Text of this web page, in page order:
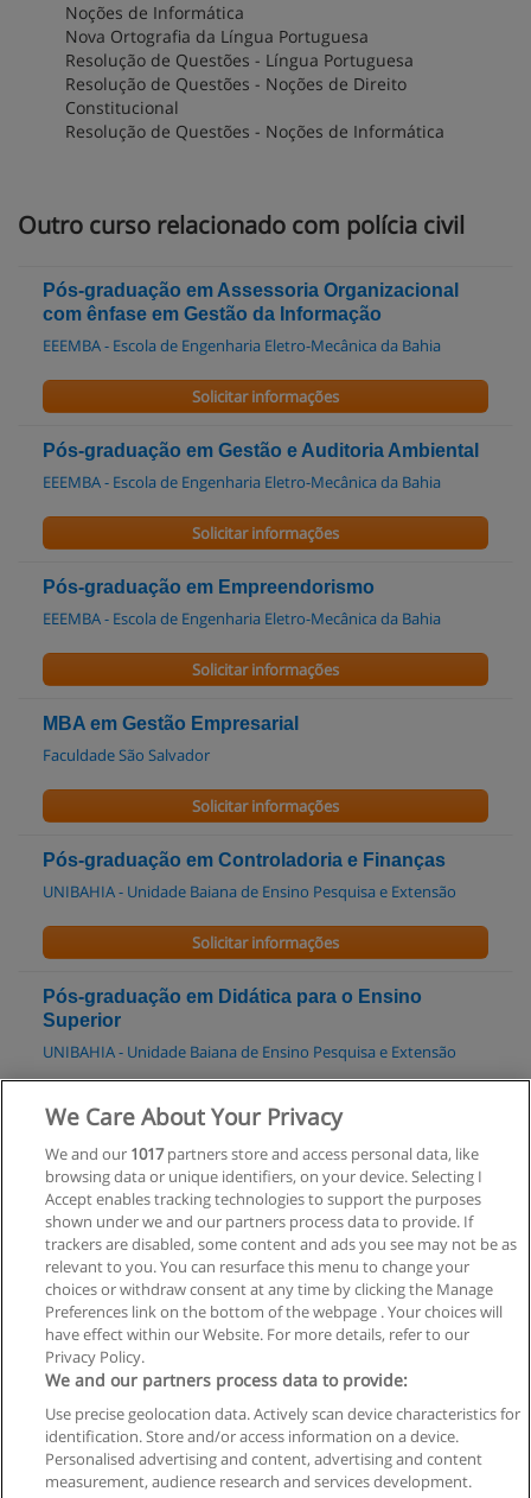
Noções de Informática
Nova Ortografia da Língua Portuguesa
Resolução de Questões - Língua Portuguesa
Resolução de Questões - Noções de Direito
Constitucional
Resolução de Questões - Noções de Informática
Outro curso relacionado com polícia civil
Pós-graduação em Assessoria Organizacional
com ênfase em Gestão da Informação
EEEMBA - Escola de Engenharia Eletro-Mecânica da Bahia
Solicitar informações
Pós-graduação em Gestão e Auditoria Ambiental
EEEMBA - Escola de Engenharia Eletro-Mecânica da Bahia
Solicitar informações
Pós-graduação em Empreendorismo
EEEMBA - Escola de Engenharia Eletro-Mecânica da Bahia
Solicitar informações
MBA em Gestão Empresarial
Faculdade São Salvador
Solicitar informações
Pós-graduação em Controladoria e Finanças
UNIBAHIA - Unidade Baiana de Ensino Pesquisa e Extensão
Solicitar informações
Pós-graduação em Didática para o Ensino
Superior
UNIBAHIA - Unidade Baiana de Ensino Pesquisa e Extensão
Solicitar informações
MBA em Administração Hospitalar
UNIBAHIA - Unidade Baiana de Ensino Pesquisa e Extensão
Solicitar informações
Regras de uso
Privacidade de dados
Entrar em contato com Educaedu
We Care About Your Privacy
We and our 1017partners store and access personal data, like
browsing data or unique identifiers, on your device. Selecting I
Accept enables tracking technologies to support the purposes
shown under we and our partners process data to provide. If
trackers are disabled, some content and ads you see may not be as
relevant to you. You can resurface this menu to change your
choices or withdraw consent at any time by clicking the Manage
Preferences link on the bottom of the webpage . Your choices will
have effect within our Website. For more details, refer to our
Privacy Policy.
We and our partners process data to provide:
Use precise geolocation data. Actively scan device characteristics for
identification. Store and/or access information on a device.
Personalised advertising and content, advertising and content
measurement, audience research and services development.